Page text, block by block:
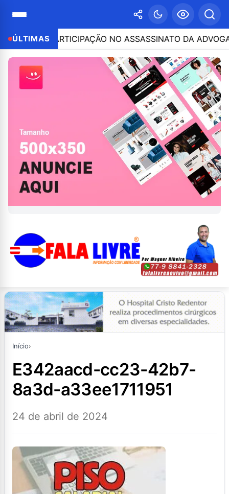
ÚLTIMAS
PARTICIPAÇÃO NO ASSASSINATO DA ADVOGADA
Início›
e342aacd-cc23-42b7-
8a3d-a33ee1711951
24 de abril de 2024